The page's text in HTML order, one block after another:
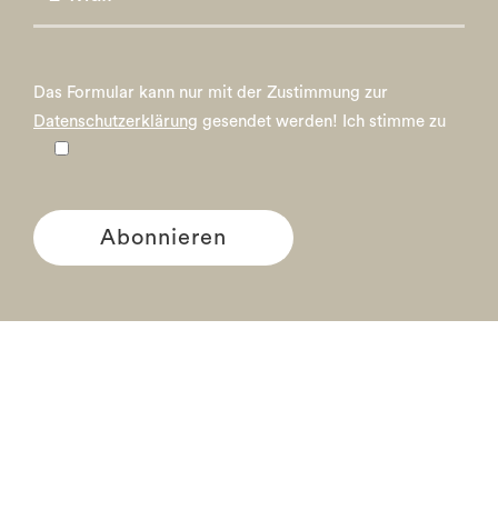
Das Formular kann nur mit der Zustimmung zur
Datenschutzerklärung gesendet werden! Ich stimme zu